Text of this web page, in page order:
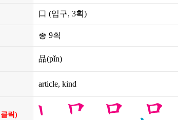
口 (입구, 3획)
총 9획
品(pǐn)
article, kind
릭)